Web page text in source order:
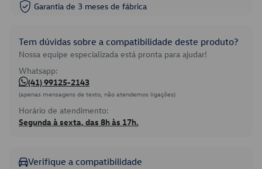
Garantia de 3 meses de fábrica
Tem dúvidas sobre a compatibilidade deste produto?
Nossa equipe especializada está pronta para ajudar!
Whatsapp:
(41) 99125-2143
(apenas mensagens de texto, não atendemos ligações)
Horário de atendimento:
Segunda à sexta, das 8h às 17h.
Verifique a compatibilidade